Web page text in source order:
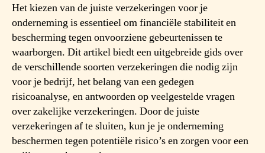
Het kiezen van de juiste verzekeringen voor je
onderneming is essentieel om financiële stabiliteit en
bescherming tegen onvoorziene gebeurtenissen te
waarborgen. Dit artikel biedt een uitgebreide gids over
de verschillende soorten verzekeringen die nodig zijn
voor je bedrijf, het belang van een gedegen
risicoanalyse, en antwoorden op veelgestelde vragen
over zakelijke verzekeringen. Door de juiste
verzekeringen af te sluiten, kun je je onderneming
beschermen tegen potentiële risico’s en zorgen voor een